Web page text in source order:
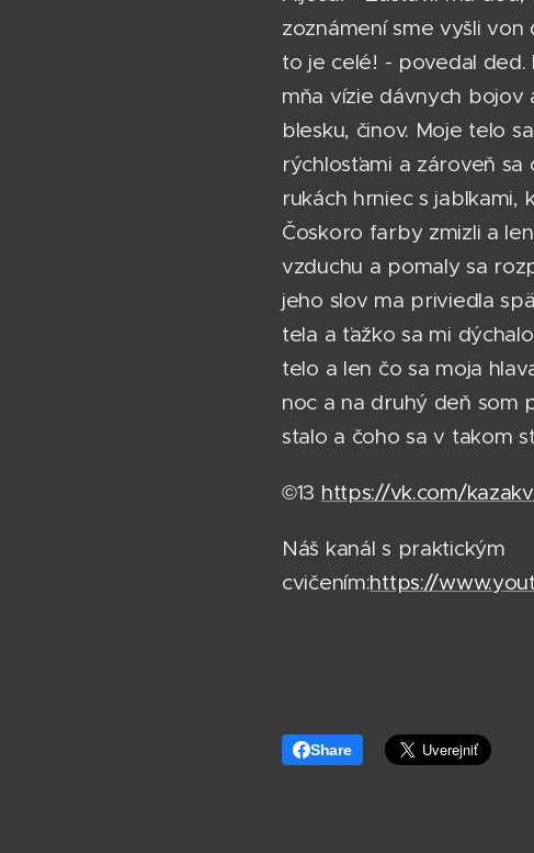
zoznámení sme vyšli
to je celé! - povedal ded.
mňa vízie dávnych bojov
blesku, činov. Moje telo
rýchlosťami a zároveň
rukách hrniec s
Čoskoro farby zmizli a
vzduchu a pomaly sa
jeho slov ma priviedla
tela a ťažko sa mi
telo a len čo sa moja
noc a na druhý deň som
stalo a čoho sa v takom
©13 https://vk.com/
Náš kanál s praktickým
cvičením:https://
Share